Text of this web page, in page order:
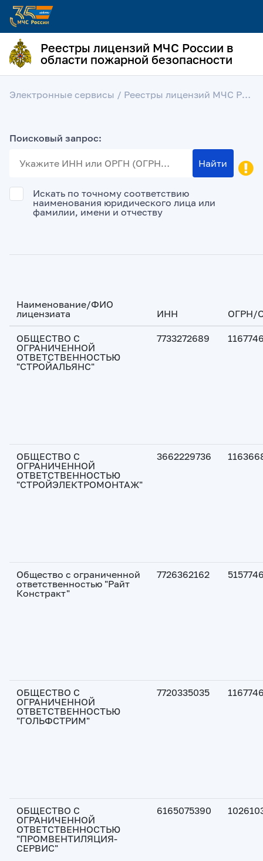
Реестры лицензий МЧС России в
области пожарной безопасности
Электронные сервисы / Реестры лицензий МЧС России в области пожарной безопасности
Поисковый запрос:
Найти
Искать по точному соответствию
наименования юридического лица или
фамилии, имени и отчеству
Наименование/ФИО
лицензиата
ИНН ОГРН/
ОБЩЕСТВО С
ОГРАНИЧЕННОЙ
ОТВЕТСТВЕННОСТЬЮ
"СТРОЙАЛЬЯНС"
7733272689
ОБЩЕСТВО С
ОГРАНИЧЕННОЙ
ОТВЕТСТВЕННОСТЬЮ
"СТРОЙЭЛЕКТРОМОНТАЖ"
3662229736
Общество с ограниченной
ответственностью "Райт
Констракт"
7726362162
ОБЩЕСТВО С
ОГРАНИЧЕННОЙ
ОТВЕТСТВЕННОСТЬЮ
"ГОЛЬФСТРИМ"
7720335035
ОБЩЕСТВО С
ОГРАНИЧЕННОЙ
ОТВЕТСТВЕННОСТЬЮ
"ПРОМВЕНТИЛЯЦИЯ-
СЕРВИС"
6165075390